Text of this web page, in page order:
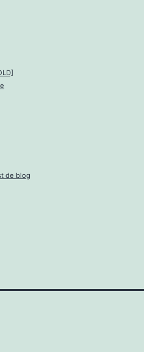
de blog